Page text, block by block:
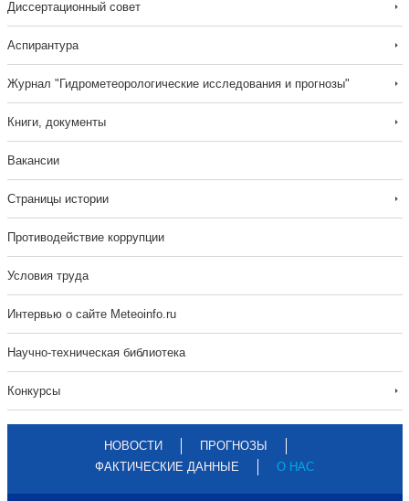
Диссертационный совет
Аспирантура
Журнал "Гидрометеорологические исследования и прогнозы"
Книги, документы
Вакансии
Страницы истории
Противодействие коррупции
Условия труда
Интервью о сайте Meteoinfo.ru
Научно-техническая библиотека
Конкурсы
НОВОСТИ
ПРОГНОЗЫ
ФАКТИЧЕСКИЕ ДАННЫЕ
О НАС